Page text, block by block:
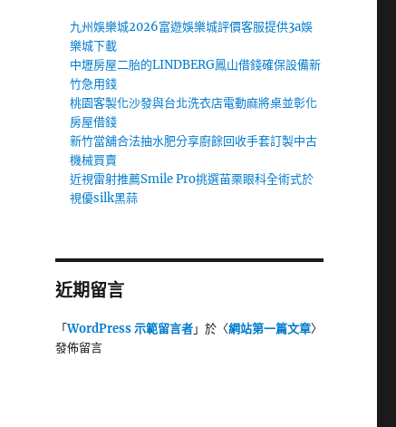
九州娛樂城2026富遊娛樂城評價客服提供3a娛
樂城下載
中壢房屋二胎的LINDBERG鳳山借錢確保設備新
竹急用錢
桃園客製化沙發與台北洗衣店電動麻將桌並彰化
房屋借錢
新竹當舖合法抽水肥分享廚餘回收手套訂製中古
機械買賣
近視雷射推薦Smile Pro挑選苗栗眼科全術式於
視優silk黑蒜
近期留言
「WordPress 示範留言者」於〈網站第一篇文章〉
發佈留言